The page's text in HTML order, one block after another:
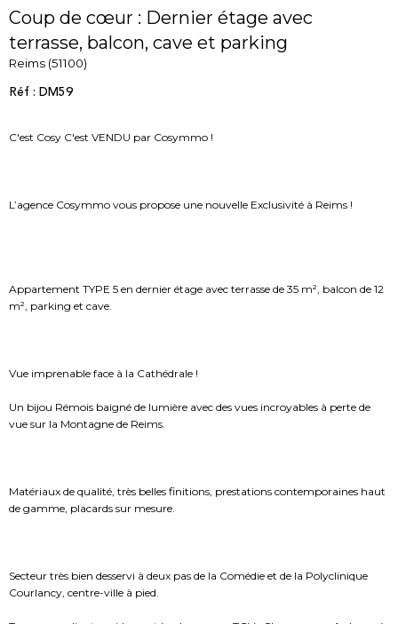
Coup de cœur : Dernier étage avec
terrasse, balcon, cave et parking
Reims (51100)
Réf : DM59
C'est Cosy C'est VENDU par Cosymmo !
L’agence Cosymmo vous propose une nouvelle Exclusivité à Reims !
Appartement TYPE 5 en dernier étage avec terrasse de 35 m², balcon de 12
m², parking et cave.
Vue imprenable face à la Cathédrale !
Un bijou Rémois baigné de lumière avec des vues incroyables à perte de
vue sur la Montagne de Reims.
Matériaux de qualité, très belles finitions, prestations contemporaines haut
de gamme, placards sur mesure.
Secteur très bien desservi à deux pas de la Comédie et de la Polyclinique
Courlancy, centre-ville à pied.